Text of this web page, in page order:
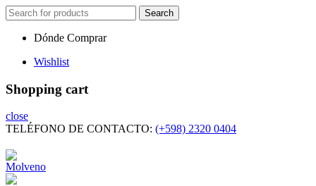
Search
for:
Search
Dónde Comprar
Wishlist
Shopping cart
close
TELÉFONO DE CONTACTO: (+598) 2320 0404